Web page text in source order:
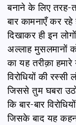
बनाने के लिए तरह-
बार कामनाएँ कर
दिखाकर ही इन
अल्लाह मुसलमानों
का यह तरीक़ा
विरोधियों की रस्सी
जिससे तुम घबरा
कि बार-बार
जिसके बाद यह